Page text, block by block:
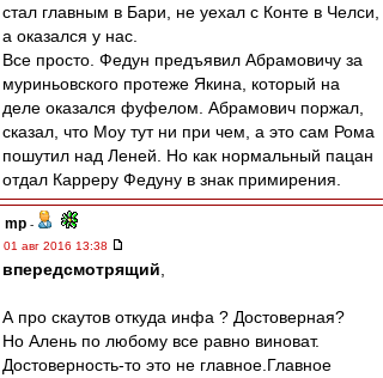
стал главным в Бари, не уехал с Конте в Челси,
а оказался у нас.
Все просто. Федун предъявил Абрамовичу за
муриньовского протеже Якина, который на
деле оказался фуфелом. Абрамович поржал,
сказал, что Моу тут ни при чем, а это сам Рома
пошутил над Леней. Но как нормальный пацан
отдал Карреру Федуну в знак примирения.
mp -
01 авг 2016 13:38
впередсмотрящий
А про скаутов откуда инфа ? Достоверная?
Но Алень по любому все равно виноват.
Достоверность-то это не главное.Главное